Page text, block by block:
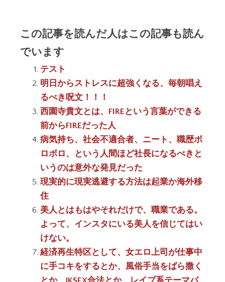
この記事を読んだ人はこの記事も読ん
でいます
テスト
明日からストレスに超強くなる、毎朝唱え
るべき呪文！！！
西園寺貴文とは、FIREという言葉ができる
前からFIREだった人
病気持ち、社会不適合者、ニート、職歴ボ
ロボロ、という人間ほど社長になるべきと
いうのは意外な発見だった
現実的に現実逃避する方法は起業か海外移
住
美人とはもはやそれだけで、職業である。
よって、インスタにいる美人を信じてはい
けない。
経済再生特区として、女エロ上司が仕事中
に手コキをするとか、風俗手当をばら撒く